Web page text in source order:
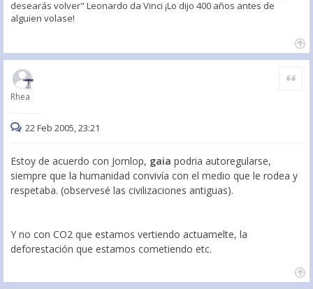
desearás volver" Leonardo da Vinci ¡Lo dijo 400 años antes de
alguien volase!
Rhea
Citar
22 Feb 2005, 23:21
Estoy de acuerdo con Jomlop, gaia podria autoregularse,
siempre que la humanidad convivía con el medio que le rodea y
respetaba. (observesé las civilizaciones antiguas).
Y no con CO2 que estamos vertiendo actuamelte, la
deforestación que estamos cometiendo etc.